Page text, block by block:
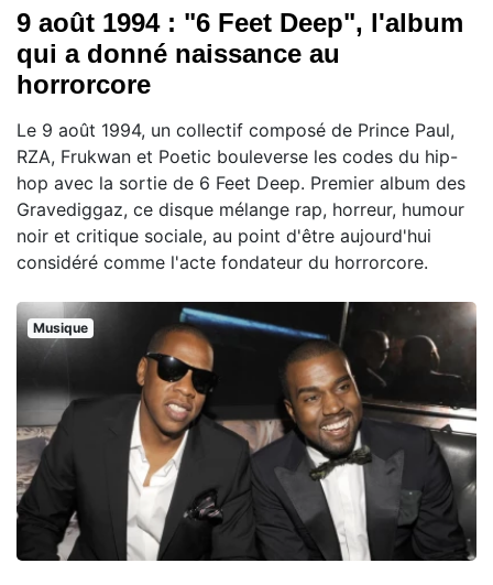
9 août 1994 : "6 Feet Deep", l'album
qui a donné naissance au
horrorcore
Le 9 août 1994, un collectif composé de Prince Paul,
RZA, Frukwan et Poetic bouleverse les codes du hip-
hop avec la sortie de 6 Feet Deep. Premier album des
Gravediggaz, ce disque mélange rap, horreur, humour
noir et critique sociale, au point d'être aujourd'hui
considéré comme l'acte fondateur du horrorcore.
Musique